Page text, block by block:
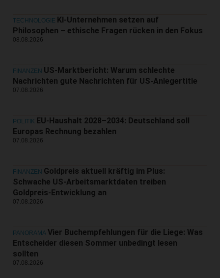
TECHNOLOGIE KI-Unternehmen setzen auf
Philosophen – ethische Fragen rücken in den Fokus
08.08.2026
FINANZEN US-Marktbericht: Warum schlechte
Nachrichten gute Nachrichten für US-Anlegertitle
07.08.2026
POLITIK EU-Haushalt 2028–2034: Deutschland soll
Europas Rechnung bezahlen
07.08.2026
FINANZEN Goldpreis aktuell kräftig im Plus:
Schwache US-Arbeitsmarktdaten treiben
Goldpreis-Entwicklung an
07.08.2026
PANORAMA Vier Buchempfehlungen für die Liege: Was
Entscheider diesen Sommer unbedingt lesen
sollten
07.08.2026